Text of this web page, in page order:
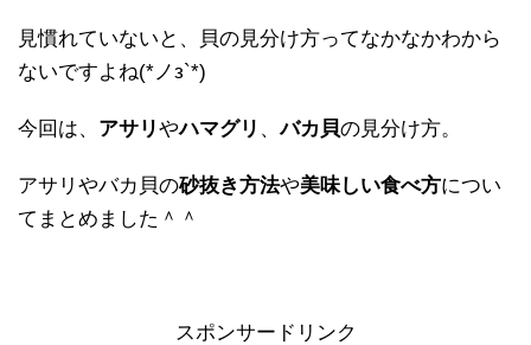
見慣れていないと、貝の見分け方ってなかなかわから
ないですよね(*ノз`*)
今回は、 アサリやハマグリ 、バカ貝の見分け方。
アサリやバカ貝の砂抜き方法や美味しい食べ方につい
てまとめました＾＾
スポンサードリンク